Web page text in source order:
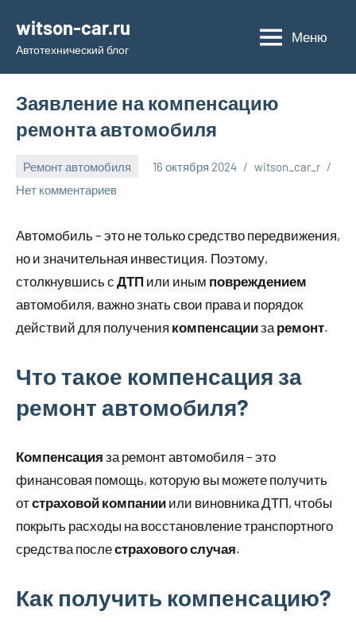
содержимому
witson-car.ru
Автотехнический блог
Меню
Заявление на компенсацию
ремонта автомобиля
Ремонт автомобиля 16 октября 2024
witson_car_r
Нет комментариев
Автомобиль – это не только средство передвижения,
но и значительная инвестиция. Поэтому,
столкнувшись с ДТП или иным повреждением
автомобиля, важно знать свои права и порядок
действий для получения компенсацииза ремонт.
Что такое компенсация за
ремонт автомобиля?
Компенсация за ремонт автомобиля – это
финансовая помощь, которую вы можете получить
отстраховой компании или виновника ДТП, чтобы
покрыть расходы на восстановление транспортного
средства послестрахового случая.
Как получить компенсацию?